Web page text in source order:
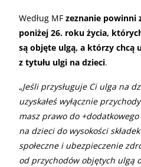
Według MF zeznanie powinni
poniżej 26. roku życia,
są objęte ulgą, a którzy chcą
z tytułu ulgi na dzieci.
„Jeśli przysługuje Ci ulga na
uzyskałeś wyłącznie
masz prawo do
na dzieci do wysokości
społeczne i ubezpieczenie
od przychodów objętych ulgą